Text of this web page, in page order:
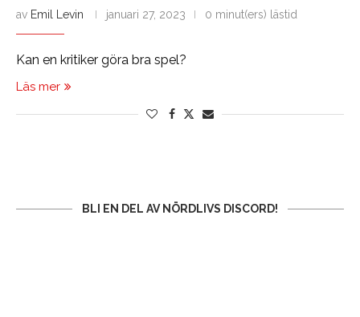
av Emil Levin januari 27, 2023 0 minut(ers) lästid
Kan en kritiker göra bra spel?
Läs mer
BLI EN DEL AV NÖRDLIVS DISCORD!